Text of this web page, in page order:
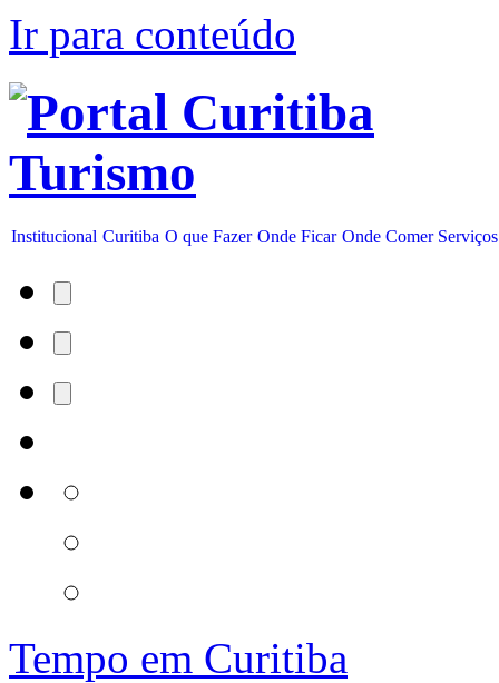
Ir para conteúdo
Institucional Curitiba O que Fazer Onde Ficar Onde Comer Serviços
Tempo em Curitiba